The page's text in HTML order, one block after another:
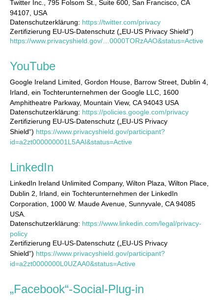
Twitter Inc., 795 Folsom St., Suite 600, San Francisco, CA
94107, USA
Datenschutzerklärung: https://twitter.com/privacy
Zertifizierung EU-US-Datenschutz („EU-US Privacy Shield“)
https://www.privacyshield.gov/…0000TORzAAO&status=Active
YouTube
Google Ireland Limited, Gordon House, Barrow Street, Dublin 4,
Irland, ein Tochterunternehmen der Google LLC, 1600
Amphitheatre Parkway, Mountain View, CA 94043 USA
Datenschutzerklärung: https://policies.google.com/privacy
Zertifizierung EU-US-Datenschutz („EU-US Privacy
Shield“) https://www.privacyshield.gov/participant?
id=a2zt000000001L5AAI&status=Active
LinkedIn
LinkedIn Ireland Unlimited Company, Wilton Plaza, Wilton Place,
Dublin 2, Irland, ein Tochterunternehmen der LinkedIn
Corporation, 1000 W. Maude Avenue, Sunnyvale, CA 94085
USA.
Datenschutzerklärung: https://www.linkedin.com/legal/privacy-
policy
Zertifizierung EU-US-Datenschutz („EU-US Privacy
Shield“) https://www.privacyshield.gov/participant?
id=a2zt0000000L0UZAA0&status=Active
„Facebook“-Social-Plug-in